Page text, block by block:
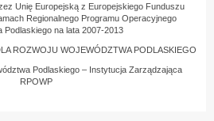
Unię Europejską z Europejskiego Funduszu
Regionalnego Programu Operacyjnego
Podlaskiego na lata 2007-2013
ROZWOJU WOJEWÓDZTWA PODLASKIEGO
Podlaskiego – Instytucja Zarządzająca
RPOWP